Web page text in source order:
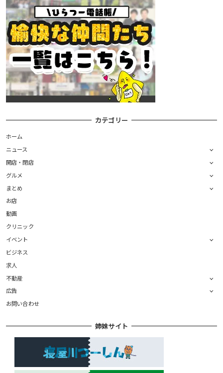
カテゴリー
ホーム
ニュース
開店・閉店
グルメ
まとめ
お店
動画
クリニック
イベント
ビジネス
求人
不動産
広告
お問い合わせ
姉妹サイト